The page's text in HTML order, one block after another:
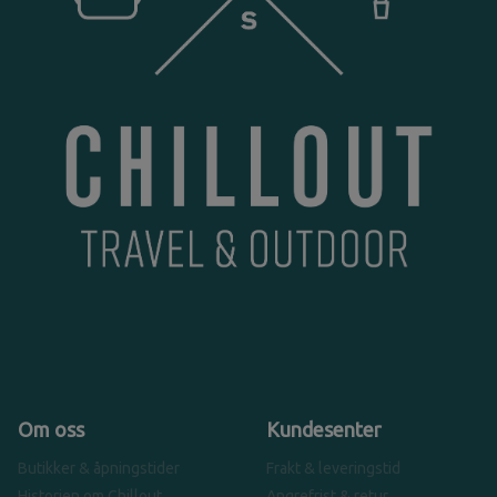
Om oss
Butikker & åpningstider
Kundesenter
Frakt & leveringstid